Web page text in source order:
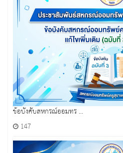
ข้อบังคับสหกรณ์ออมทร ...
147